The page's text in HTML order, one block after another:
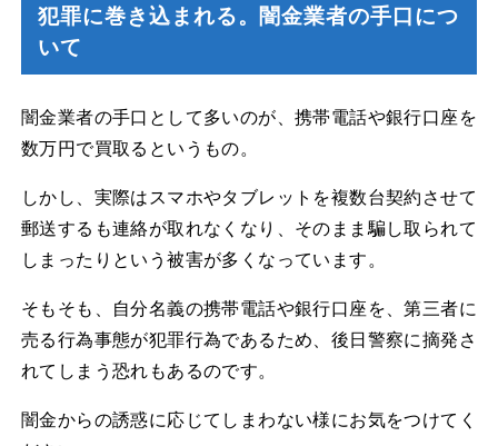
犯罪に巻き込まれる。闇金業者の手口につ
いて
闇金業者の手口として多いのが、携帯電話や銀行口座を
数万円で買取るというもの。
しかし、実際はスマホやタブレットを複数台契約させて
郵送するも連絡が取れなくなり、そのまま騙し取られて
しまったりという被害が多くなっています。
そもそも、自分名義の携帯電話や銀行口座を、第三者に
売る行為事態が犯罪行為であるため、後日警察に摘発さ
れてしまう恐れもあるのです。
闇金からの誘惑に応じてしまわない様にお気をつけてく